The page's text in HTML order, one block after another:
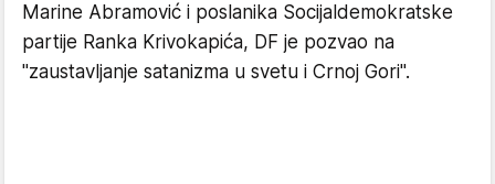
Marine Abramović i poslanika Socijaldemokratske
partije Ranka Krivokapića, DF je pozvao na
"zaustavljanje satanizma u svetu i Crnoj Gori".